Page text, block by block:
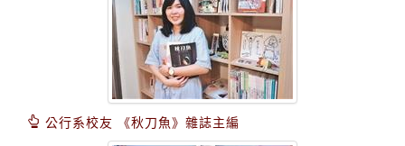
公行系校友 《秋刀魚》雜誌主編